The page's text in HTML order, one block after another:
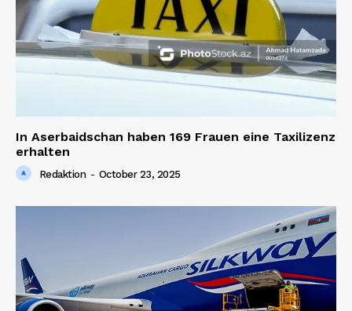
In Aserbaidschan haben 169 Frauen eine Taxilizenz
erhalten
Redaktion - October 23, 2025